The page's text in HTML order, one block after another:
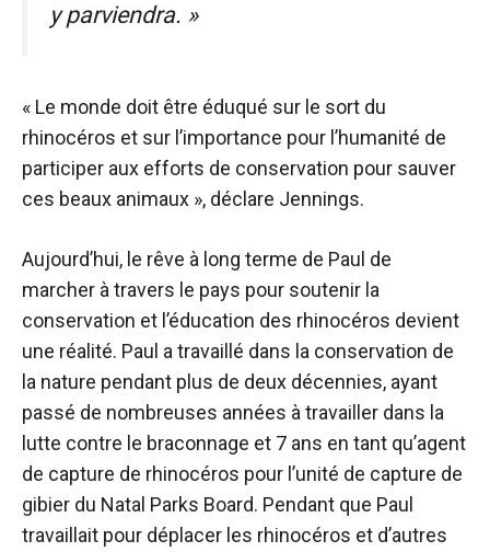
y parviendra. »
« Le monde doit être éduqué sur le sort du
rhinocéros et sur l’importance pour l’humanité de
participer aux efforts de conservation pour sauver
ces beaux animaux », déclare Jennings.
Aujourd’hui, le rêve à long terme de Paul de
marcher à travers le pays pour soutenir la
conservation et l’éducation des rhinocéros devient
une réalité. Paul a travaillé dans la conservation de
la nature pendant plus de deux décennies, ayant
passé de nombreuses années à travailler dans la
lutte contre le braconnage et 7 ans en tant qu’agent
de capture de rhinocéros pour l’unité de capture de
gibier du Natal Parks Board. Pendant que Paul
travaillait pour déplacer les rhinocéros et d’autres